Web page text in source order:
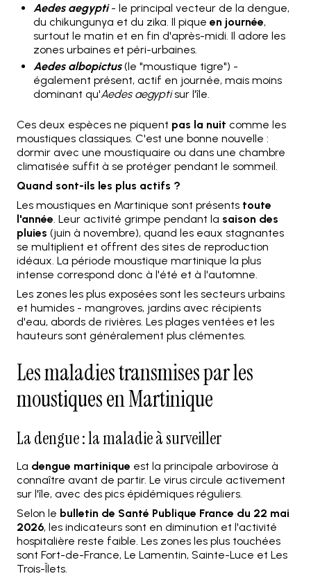
Aedes aegypti- le principal vecteur de la dengue,
du chikungunya et du zika. Il pique en journée,
surtout le matin et en fin d'après-midi. Il adore les
zones urbaines et péri-urbaines.
Aedes albopictus(le "moustique tigre") -
également présent, actif en journée, mais moins
dominant qu'Aedes aegyptisur l'île.
Ces deux espèces ne piquent pas la nuit comme les
moustiques classiques. C'est une bonne nouvelle :
dormir avec une moustiquaire ou dans une chambre
climatisée suffit à se protéger pendant le sommeil.
Quand sont-ils les plus actifs ?
Les moustiques en Martinique sont présents toute
l'année . Leur activité grimpe pendant la saison des
pluies (juin à novembre), quand les eaux stagnantes
se multiplient et offrent des sites de reproduction
idéaux. La période moustique martinique la plus
intense correspond donc à l'été et à l'automne.
Les zones les plus exposées sont les secteurs urbains
et humides - mangroves, jardins avec récipients
d'eau, abords de rivières. Les plages ventées et les
hauteurs sont généralement plus clémentes.
Les maladies transmises par les
moustiques en Martinique
La dengue : la maladie à surveiller
La dengue martinique est la principale arbovirose à
connaître avant de partir. Le virus circule activement
sur l'île, avec des pics épidémiques réguliers.
Selon le bulletin de Santé Publique France du 22 mai
2026, les indicateurs sont en diminution et l'activité
hospitalière reste faible. Les zones les plus touchées
sont Fort-de-France, Le Lamentin, Sainte-Luce et Les
Trois-Îlets.